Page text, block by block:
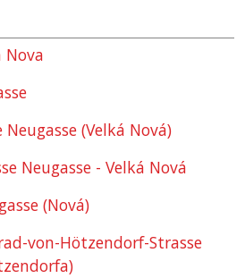
Nova
Neugasse (Velká Nová)
Neugasse - Velká Nová
(Nová)
von-Hötzendorf-Strasse